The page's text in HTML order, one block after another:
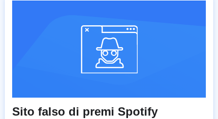
Sito falso di premi Spotify